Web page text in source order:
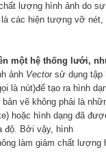
lượng hình ảnh do
các hiện tượng vỡ nét,
một hệ thống lưới,
ảnh Vector sử dụng tập
là nút)để tạo ra hình
vẽ không phải là
hoặc hình dạng đã
độ. Bởi vậy, hình
làm giảm chất lượng